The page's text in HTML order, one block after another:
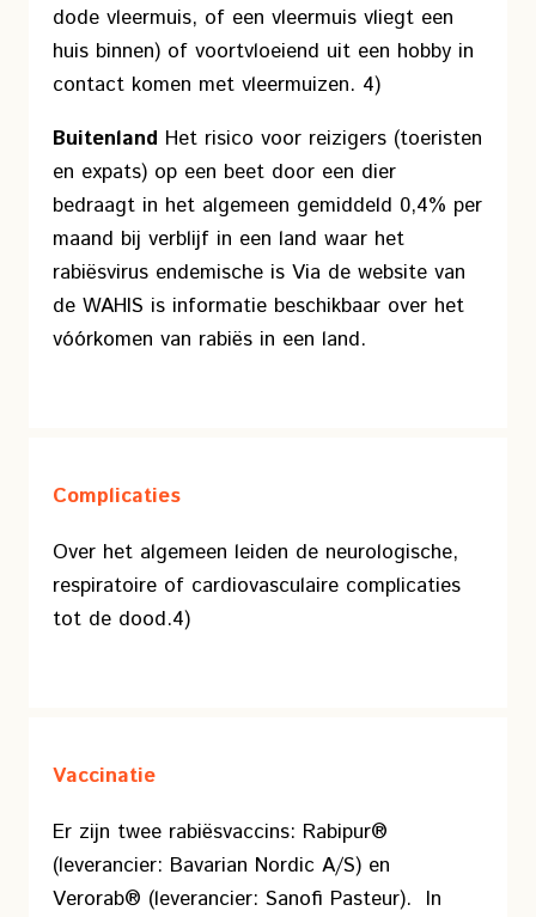
dode vleermuis, of een vleermuis vliegt een
huis binnen) of voortvloeiend uit een hobby in
contact komen met vleermuizen. 4)
Buitenland Het risico voor reizigers (toeristen
en expats) op een beet door een dier
bedraagt in het algemeen gemiddeld 0,4% per
maand bij verblijf in een land waar het
rabiësvirus endemische is Via de website van
de WAHIS is informatie beschikbaar over het
vóórkomen van rabiës in een land.
Complicaties
Over het algemeen leiden de neurologische,
respiratoire of cardiovasculaire complicaties
tot de dood.4)
Vaccinatie
Er zijn twee rabiësvaccins: Rabipur®
(leverancier: Bavarian Nordic A/S) en
Verorab® (leverancier: Sanofi Pasteur). In